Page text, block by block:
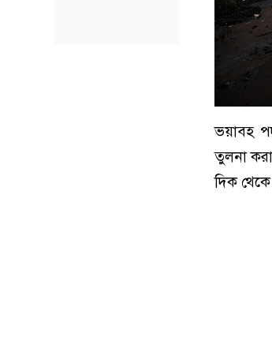
ভয়াবহ
তুলনা
দিক